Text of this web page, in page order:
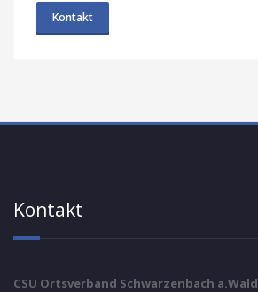
Kontakt
Kontakt
CSU Ortsverband Schwarzenbach a.Wald